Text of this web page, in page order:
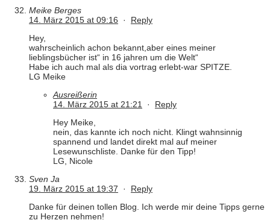
Meike Berges
14. März 2015 at 09:16 · Reply
Hey,
wahrscheinlich achon bekannt,aber eines meiner
lieblingsbücher ist“ in 16 jahren um die Welt“
Habe ich auch mal als dia vortrag erlebt-war SPITZE.
LG Meike
Ausreißerin
14. März 2015 at 21:21 · Reply
Hey Meike,
nein, das kannte ich noch nicht. Klingt wahnsinnig
spannend und landet direkt mal auf meiner
Lesewunschliste. Danke für den Tipp!
LG, Nicole
Sven Ja
19. März 2015 at 19:37 · Reply
Danke für deinen tollen Blog. Ich werde mir deine Tipps gerne
zu Herzen nehmen!